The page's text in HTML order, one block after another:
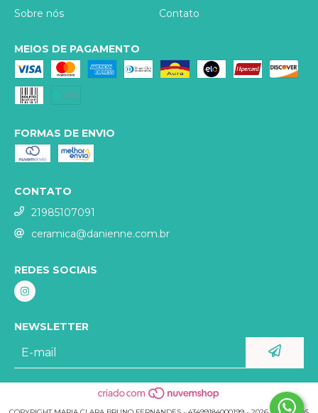
Sobre nós Contato
MEIOS DE PAGAMENTO
FORMAS DE ENVIO
CONTATO
21985107091
ceramica@danienne.com.br
REDES SOCIAIS
NEWSLETTER